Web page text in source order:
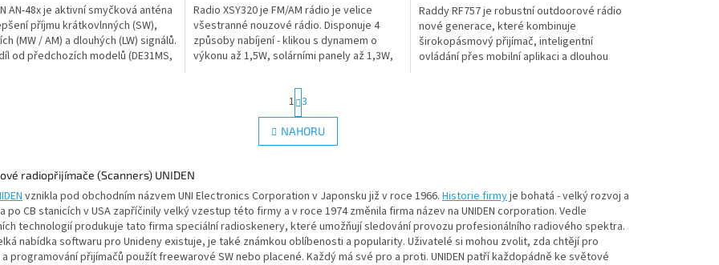
AN-48x je aktivní smyčková anténa
příjmu krátkovlnných (SW),
(MW / AM) a dlouhých (LW) signálů.
od předchozích modelů (DE31MS,
z
5
hvězdiček.
Radio XSY320 je FM/AM rádio je velice
všestranné nouzové rádio. Disponuje 4
způsoby nabíjení - klikou s dynamem o
výkonu až 1,5W, solárními panely až 1,3W,
z
5
hvězdiček.
Raddy RF757 je robustní outdoorové rádio
nové generace, které kombinuje
širokopásmový přijímač, inteligentní
ovládání přes mobilní aplikaci a dlouhou
O
v
a
c
í
p
r
S
t
r
á
n
á
n
í
1 3
NAHORU
radiopřijímače (Scanners) UNIDEN
vznikla pod obchodním názvem UNI Electronics Corporation v Japonsku již v roce 1966. Historie firmyje bohatá - velký rozvoj a
po CB stanicích v USA zapříčinily velký vzestup této firmy a v roce 1974 změnila firma název na UNIDEN corporation. Vedle
technologií produkuje tato firma speciální radioskenery, které umožňují sledování provozu profesionálního radiového spektra.
nabídka softwaru pro Unideny existuje, je také známkou oblíbenosti a popularity. Uživatelé si mohou zvolit, zda chtějí pro
programování přijímačů použít freewarové SW nebo placené. Každý má své pro a proti. UNIDEN patří každopádně ke světové